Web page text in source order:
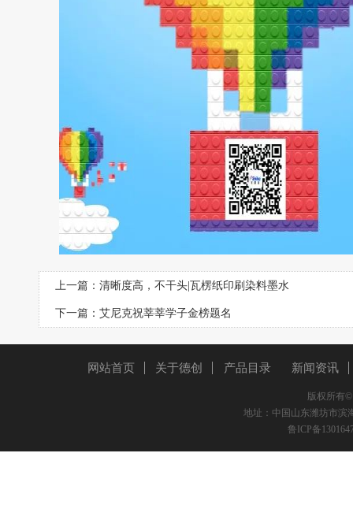
上一篇： 清晰度高，不干头|瓦楞纸印刷染料墨水
下一篇： 艾尼克祝莘莘学子金榜题名
网站首页 关于德创 产品目录 新闻资讯
版权所有
地址：中国山东潍坊市
鲁ICP备